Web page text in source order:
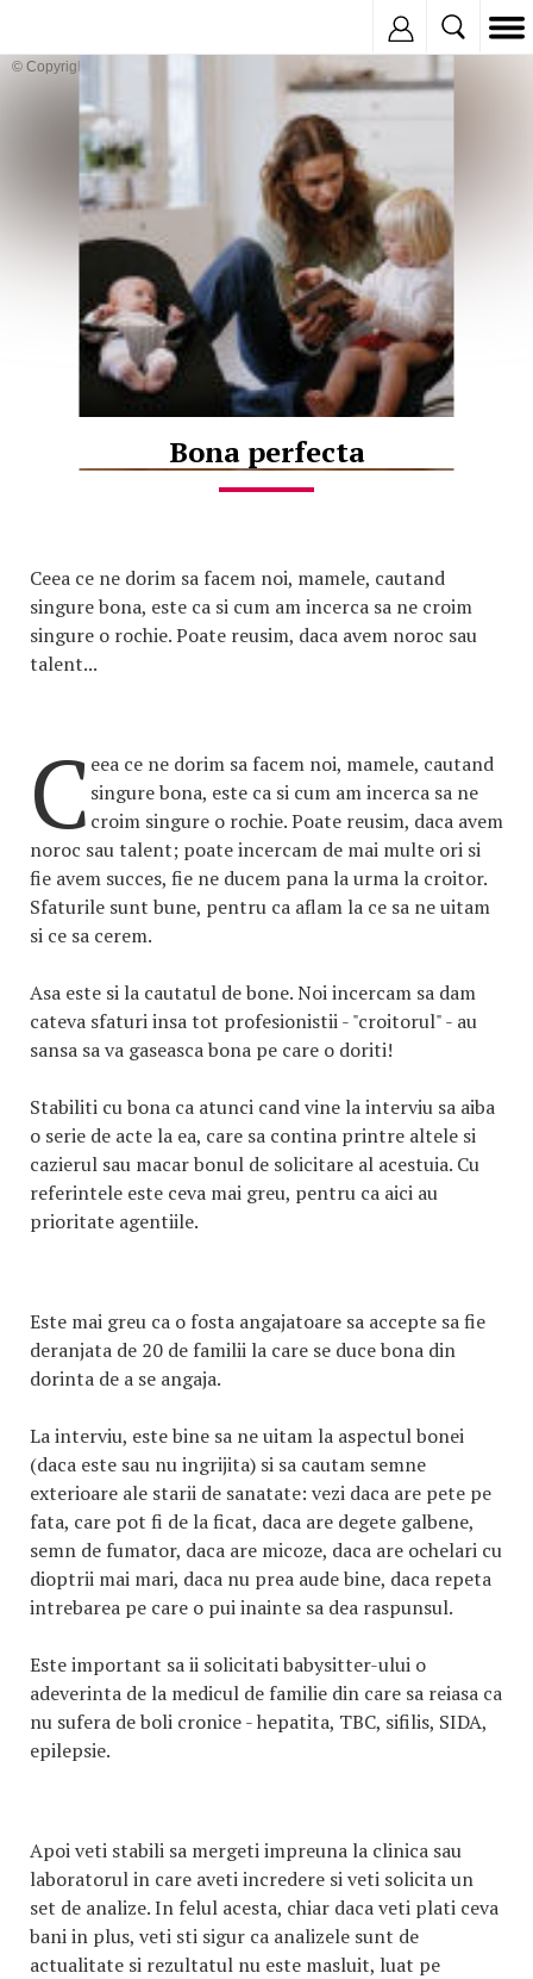
© Copyright:
Bona perfecta
Ceea ce ne dorim sa facem noi, mamele, cautand
singure bona, este ca si cum am incerca sa ne croim
singure o rochie. Poate reusim, daca avem noroc sau
talent...
C eea ce ne dorim sa facem noi, mamele, cautand
singure bona, este ca si cum am incerca sa ne
croim singure o rochie. Poate reusim, daca avem
noroc sau talent; poate incercam de mai multe ori si
fie avem succes, fie ne ducem pana la urma la croitor.
Sfaturile sunt bune, pentru ca aflam la ce sa ne uitam
si ce sa cerem.
Asa este si la cautatul de bone. Noi incercam sa dam
cateva sfaturi insa tot profesionistii - "croitorul" - au
sansa sa va gaseasca bona pe care o doriti!
Stabiliti cu bona ca atunci cand vine la interviu sa aiba
o serie de acte la ea, care sa contina printre altele si
cazierul sau macar bonul de solicitare al acestuia. Cu
referintele este ceva mai greu, pentru ca aici au
prioritate agentiile.
Este mai greu ca o fosta angajatoare sa accepte sa fie
deranjata de 20 de familii la care se duce bona din
dorinta de a se angaja.
La interviu, este bine sa ne uitam la aspectul bonei
(daca este sau nu ingrijita) si sa cautam semne
exterioare ale starii de sanatate: vezi daca are pete pe
fata, care pot fi de la ficat, daca are degete galbene,
semn de fumator, daca are micoze, daca are ochelari cu
dioptrii mai mari, daca nu prea aude bine, daca repeta
intrebarea pe care o pui inainte sa dea raspunsul.
Este important sa ii solicitati babysitter-ului o
adeverinta de la medicul de familie din care sa reiasa ca
nu sufera de boli cronice - hepatita, TBC, sifilis, SIDA,
epilepsie.
Apoi veti stabili sa mergeti impreuna la clinica sau
laboratorul in care aveti incredere si veti solicita un
set de analize. In felul acesta, chiar daca veti plati ceva
bani in plus, veti sti sigur ca analizele sunt de
actualitate si rezultatul nu este masluit, luat pe